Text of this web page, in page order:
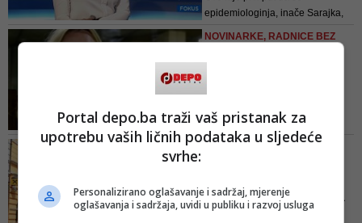
epidemiologinja, inače Sarajka,
Društvene mreže, naročito Twitter,
već su neko vrijeme pune
na njen račun
NOVINARKE, RADNICE BEZ
urednica Federalne televizije
(FTV) i čuvena ratna reporterka,
bilo ih je raznih, teških i bolnih...
KAMPANJA POKRENULA
nogama: Zar smo mi roba
koja se ...
Portal depo.ba traži vaš pristanak za
upotrebu vaših ličnih podataka u sljedeće
svrhe:
Personalizirano oglašavanje i sadržaj, mjerenje
oglašavanja i sadržaja, uvidi u publiku i razvoj usluga